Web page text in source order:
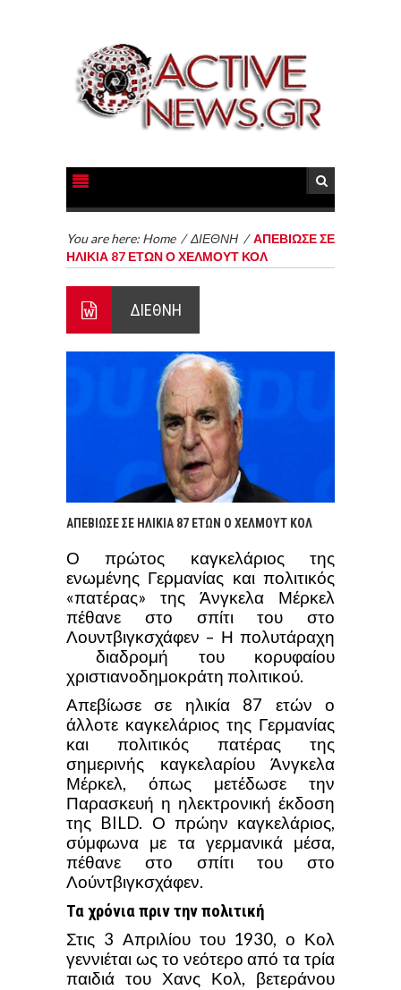
You are here: Home /ΔΙΕΘΝΗ /ΑΠΕΒΙΩΣΕ ΣΕ
ΗΛΙΚΙΑ 87 ΕΤΩΝ Ο ΧΕΛΜΟΥΤ ΚΟΛ
ΔΙΕΘΝΗ
ΑΠΕΒΙΩΣΕ ΣΕ ΗΛΙΚΙΑ 87 ΕΤΩΝ Ο ΧΕΛΜΟΥΤ ΚΟΛ
Ο πρώτος καγκελάριος της
ενωμένης Γερμανίας και πολιτικός
«πατέρας» της Άνγκελα Μέρκελ
πέθανε στο σπίτι του στο
Λουντβιγκσχάφεν – Η πολυτάραχη
διαδρομή του κορυφαίου
χριστιανοδημοκράτη πολιτικού.
Απεβίωσε σε ηλικία 87 ετών ο
άλλοτε καγκελάριος της Γερμανίας
και πολιτικός πατέρας της
σημερινής καγκελαρίου Άνγκελα
Μέρκελ, όπως μετέδωσε την
Παρασκευή η ηλεκτρονική έκδοση
της BILD. Ο πρώην καγκελάριος,
σύμφωνα με τα γερμανικά μέσα,
πέθανε στο σπίτι του στο
Λούντβιγκσχάφεν.
Τα χρόνια πριν την πολιτική
Στις 3 Απριλίου του 1930, ο Κολ
γεννιέται ως το νεότερο από τα τρία
παιδιά του Χανς Κολ, βετεράνου